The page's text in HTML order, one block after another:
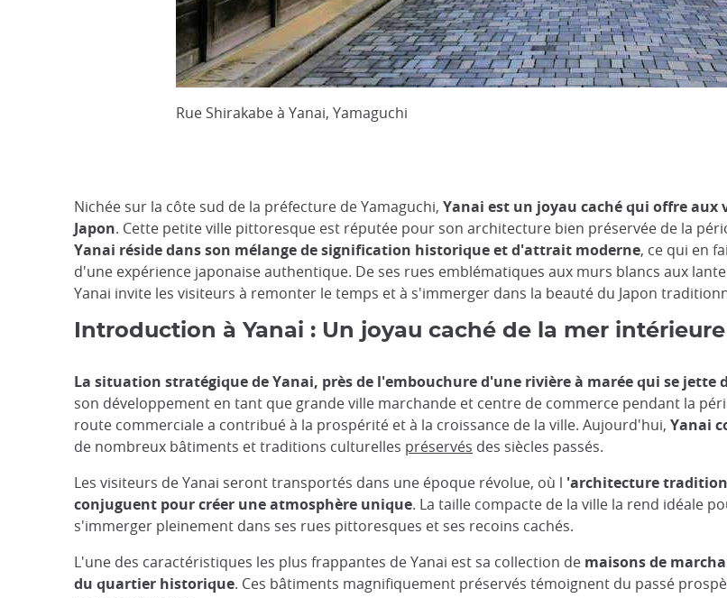
Rue Shirakabe à Yanai, Yamaguchi
Nichée sur la côte sud de la préfecture de Yamaguchi, Yanai est un joyau caché qui offre
Japon. Cette petite ville pittoresque est réputée pour son architecture bien préservée de la
Yanai réside dans son mélange de signification historique et d'attrait moderne, ce qui en
d'une expérience japonaise authentique. De ses rues emblématiques aux murs blancs aux
Yanai invite les visiteurs à remonter le temps et à s'immerger dans la beauté du Japon
Introduction à Yanai : Un joyau caché de la mer
La situation stratégique de Yanai, près de l'embouchure d'une rivière à marée qui se jette
son développement en tant que grande ville marchande et centre de commerce pendant la
route commerciale a contribué à la prospérité et à la croissance de la ville. Aujourd'hui, Yanai
de nombreux bâtiments et traditions culturelles préservés des siècles passés.
Les visiteurs de Yanai seront transportés dans une époque révolue, où l 'architecture
conjuguent pour créer une atmosphère unique. La taille compacte de la ville la rend idéale
s'immerger pleinement dans ses rues pittoresques et ses recoins cachés.
L'une des caractéristiques les plus frappantes de Yanai est sa collection de maisons de
du quartier historique. Ces bâtiments magnifiquement préservés témoignent du passé